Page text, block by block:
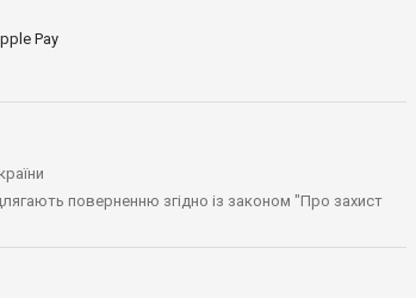
Pay
поверненню згідно із законом "Про захист